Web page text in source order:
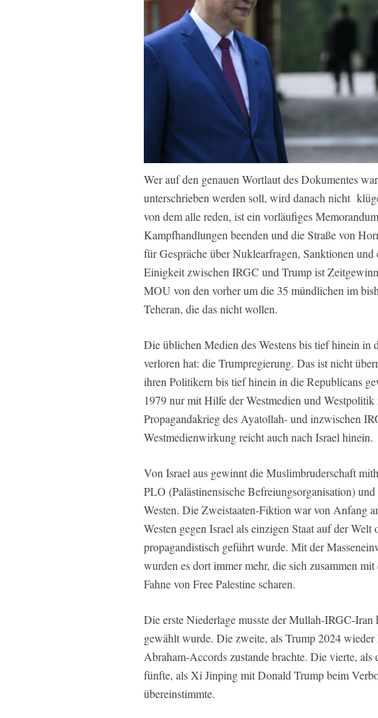
Wer auf den genauen Wortlaut des Dokumentes
unterschrieben werden soll, wird danach nicht
von dem alle reden, ist ein vorläufiges
Kampfhandlungen beenden und die Straße von
für Gespräche über Nuklearfragen, Sanktionen
Einigkeit zwischen IRGC und Trump ist
MOU von den vorher um die 35 mündlichen im
Teheran, die das nicht wollen.
Die üblichen Medien des Westens bis tief hinein in
verloren hat: die Trumpregierung. Das ist nicht
ihren Politikern bis tief hinein in die Republicans
1979 nur mit Hilfe der Westmedien und
Propagandakrieg des Ayatollah- und inzwischen
Westmedienwirkung reicht auch nach Israel hinein.
Von Israel aus gewinnt die Muslimbruderschaft
PLO (Palästinensische Befreiungsorganisation)
Westen. Die Zweistaaten-Fiktion war von Anfang
Westen gegen Israel als einzigen Staat auf der
propagandistisch geführt wurde. Mit der
wurden es dort immer mehr, die sich zusammen
Fahne von Free Palestine scharen.
Die erste Niederlage musste der Mullah-IRGC-
gewählt wurde. Die zweite, als Trump 2024
Abraham-Accords zustande brachte. Die vierte,
fünfte, als Xi Jinping mit Donald Trump beim
übereinstimmte.